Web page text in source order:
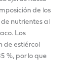
de los
nutrientes al
Los
de estiércol
%, por lo que